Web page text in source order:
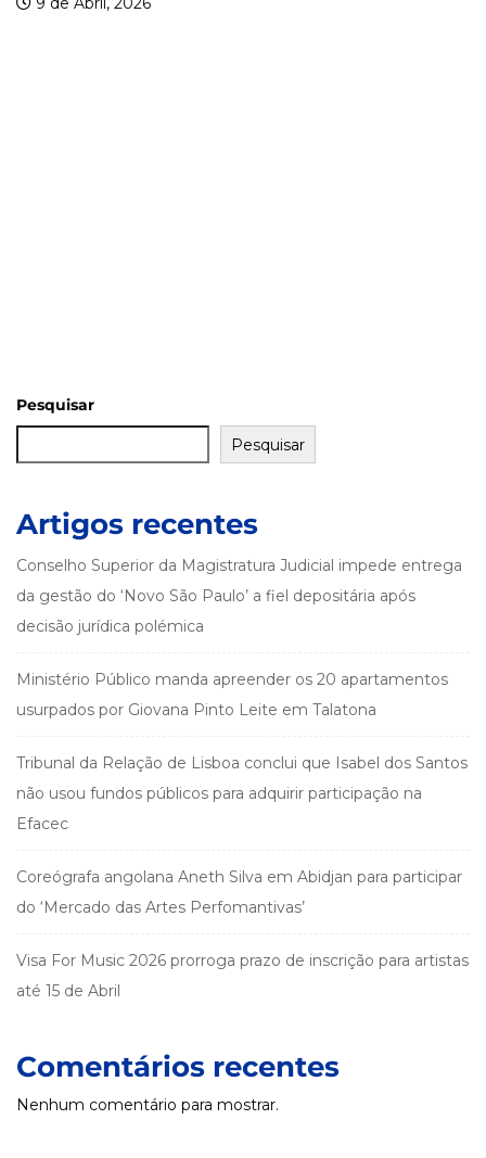
Pesquisar
Pesquisar
Artigos recentes
Conselho Superior da Magistratura Judicial impede entrega
da gestão do ‘Novo São Paulo’ a fiel depositária após
decisão jurídica polémica
Ministério Público manda apreender os 20 apartamentos
usurpados por Giovana Pinto Leite em Talatona
Tribunal da Relação de Lisboa conclui que Isabel dos Santos
não usou fundos públicos para adquirir participação na
Efacec
Coreógrafa angolana Aneth Silva em Abidjan para participar
do ‘Mercado das Artes Perfomantivas’
Visa For Music 2026 prorroga prazo de inscrição para artistas
até 15 de Abril
Comentários recentes
Nenhum comentário para mostrar.